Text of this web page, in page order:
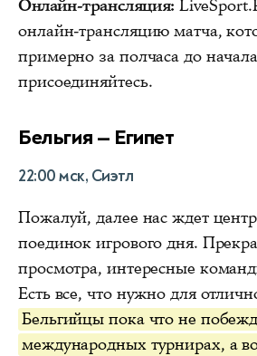
Онлайн-трансляция:
онлайн-трансляцию матча,
примерно за полчаса до
присоединяйтесь.
Бельгия — Египет
22:00 мск, Сиэтл
Пожалуй, далее нас ждет
поединок игрового дня.
просмотра, интересные
Есть все, что нужно для
Бельгийцы пока что не
международных турнирах, а